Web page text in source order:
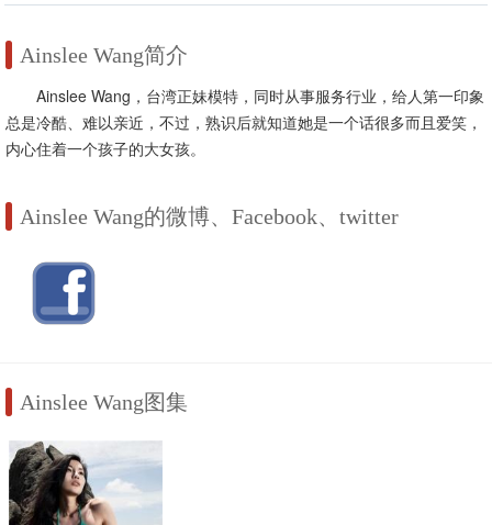
Ainslee Wang简介
Ainslee Wang，台湾正妹模特，同时从事服务行业，给人第一印象
总是冷酷、难以亲近，不过，熟识后就知道她是一个话很多而且爱笑，
内心住着一个孩子的大女孩。
Ainslee Wang的微博、Facebook、twitter
Ainslee Wang图集